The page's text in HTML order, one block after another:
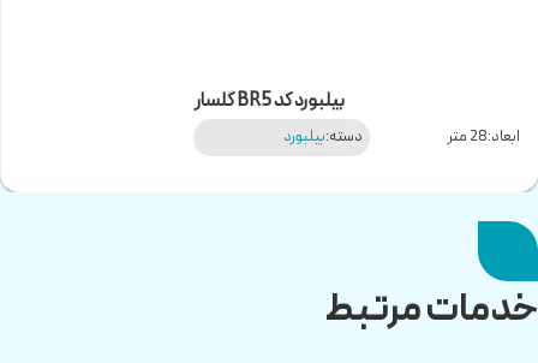
بیلبورد کد BR5 گلسار
ابعاد:28 متر دسته:بیلبورد
خدمات مرتبط